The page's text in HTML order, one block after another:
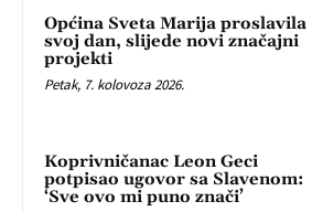
Općina Sveta Marija proslavila
svoj dan, slijede novi značajni
projekti
Petak, 7. kolovoza 2026.
Koprivničanac Leon Geci
potpisao ugovor sa Slavenom:
‘Sve ovo mi puno znači’